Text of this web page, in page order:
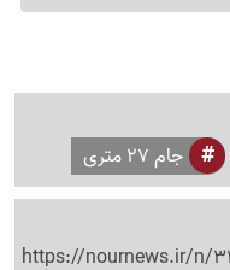
جام ۲۷ متری
https://nournews.ir/n/